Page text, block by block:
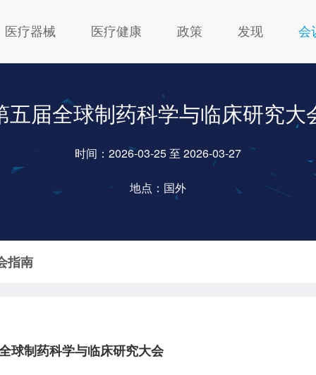
医疗器械 医疗健康 政策 发现 会
五届全球制药科学与临床研究大
时间：2026-03-25 至 2026-03-27
地点：国外
指南
球制药科学与临床研究大会